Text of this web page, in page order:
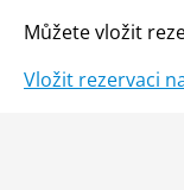
Můžete vložit
Vložit rezervaci